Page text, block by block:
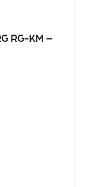
RG-KM –